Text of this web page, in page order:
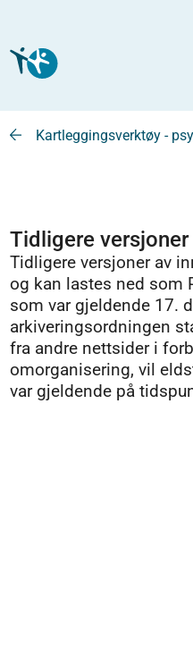
Kartleggingsverktøy -
Tidligere versjoner
Tidligere versjoner av
og kan lastes ned som
som var gjeldende 17.
arkiveringsordningen
fra andre nettsider i
omorganisering, vil
var gjeldende på